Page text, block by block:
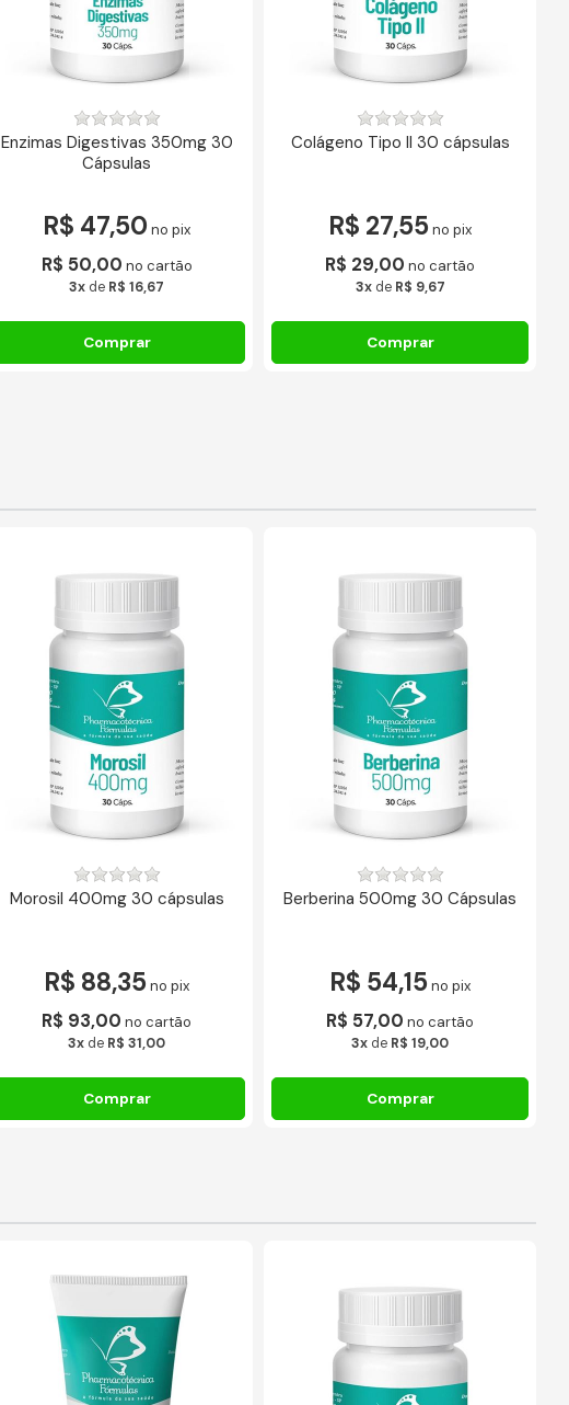
Enzimas Digestivas 350mg 30
Cápsulas
R$ 47,50 no pix
R$ 50,00 no cartão
3x de R$ 16,67
Colágeno Tipo II 30 cápsulas
R$ 27,55 no pix
R$ 29,00 no cartão
3xde R$ 9,67
Morosil 400mg 30 cápsulas
R$ 88,35 no pix
R$ 93,00 no cartão
3x de R$ 31,00
Berberina 500mg 30 Cápsulas
R$ 54,15 no pix
R$ 57,00 no cartão
3x de R$ 19,00